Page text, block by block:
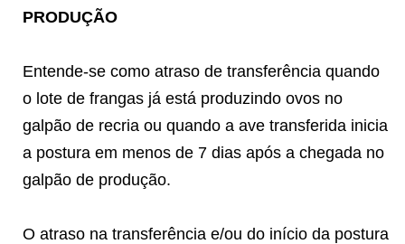
PRODUÇÃO
Entende-se como atraso de transferência quando
o lote de frangas já está produzindo ovos no
galpão de recria ou quando a ave transferida inicia
a postura em menos de 7 dias após a chegada no
galpão de produção.
O atraso na transferência e/ou do início da postura